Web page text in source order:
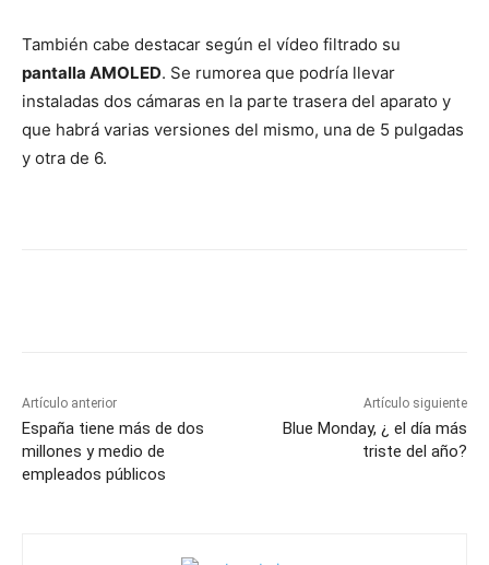
También cabe destacar según el vídeo filtrado su
pantalla AMOLED. Se rumorea que podría llevar
instaladas dos cámaras en la parte trasera del aparato y
que habrá varias versiones del mismo, una de 5 pulgadas
y otra de 6.
Artículo anterior
España tiene más de dos
millones y medio de
empleados públicos
Artículo siguiente
Blue Monday, ¿ el día más
triste del año?